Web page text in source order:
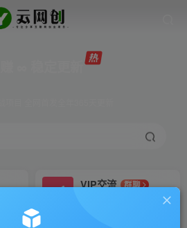
VIP交流
群聊
研究探讨更多创业项目路子。